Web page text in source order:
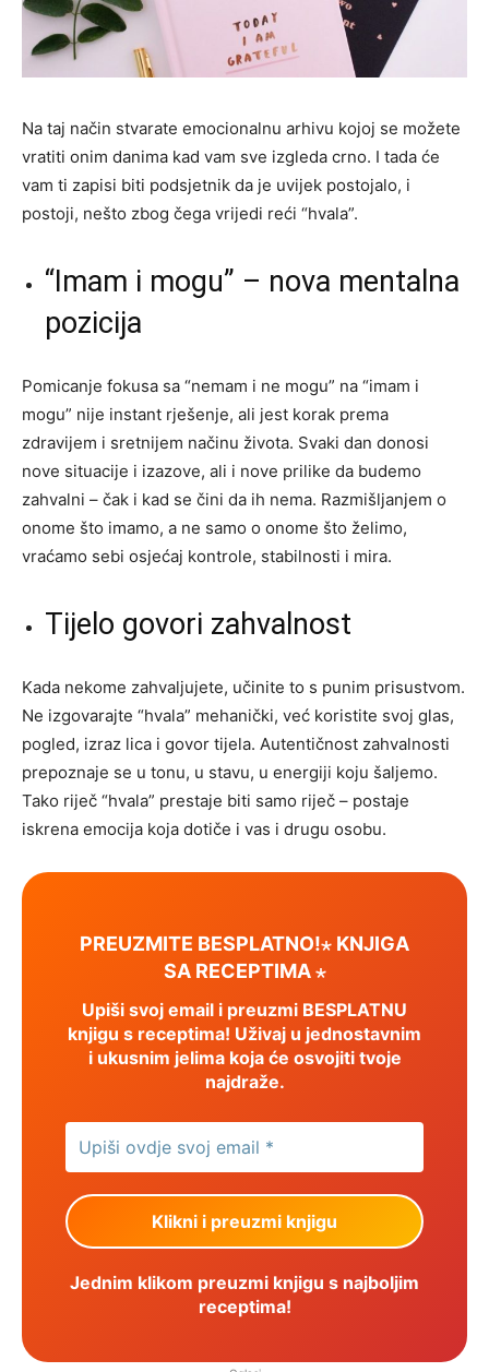
Na taj način stvarate emocionalnu arhivu kojoj se možete
vratiti onim danima kad vam sve izgleda crno. I tada će
vam ti zapisi biti podsjetnik da je uvijek postojalo, i
postoji, nešto zbog čega vrijedi reći “hvala”.
“Imam i mogu” – nova mentalna
pozicija
Pomicanje fokusa sa “nemam i ne mogu” na “imam i
mogu” nije instant rješenje, ali jest korak prema
zdravijem i sretnijem načinu života. Svaki dan donosi
nove situacije i izazove, ali i nove prilike da budemo
zahvalni – čak i kad se čini da ih nema. Razmišljanjem o
onome što imamo, a ne samo o onome što želimo,
vraćamo sebi osjećaj kontrole, stabilnosti i mira.
Tijelo govori zahvalnost
Kada nekome zahvaljujete, učinite to s punim prisustvom.
Ne izgovarajte “hvala” mehanički, već koristite svoj glas,
pogled, izraz lica i govor tijela. Autentičnost zahvalnosti
prepoznaje se u tonu, u stavu, u energiji koju šaljemo.
Tako riječ “hvala” prestaje biti samo riječ – postaje
iskrena emocija koja dotiče i vas i drugu osobu.
PREUZMITE BESPLATNO!⋆ KNJIGA
SA RECEPTIMA ⋆
Upiši svoj email i preuzmi BESPLATNU
knjigu s receptima! Uživaj u jednostavnim
i ukusnim jelima koja će osvojiti tvoje
najdraže.
Jednim klikom preuzmi knjigu s najboljim
receptima!